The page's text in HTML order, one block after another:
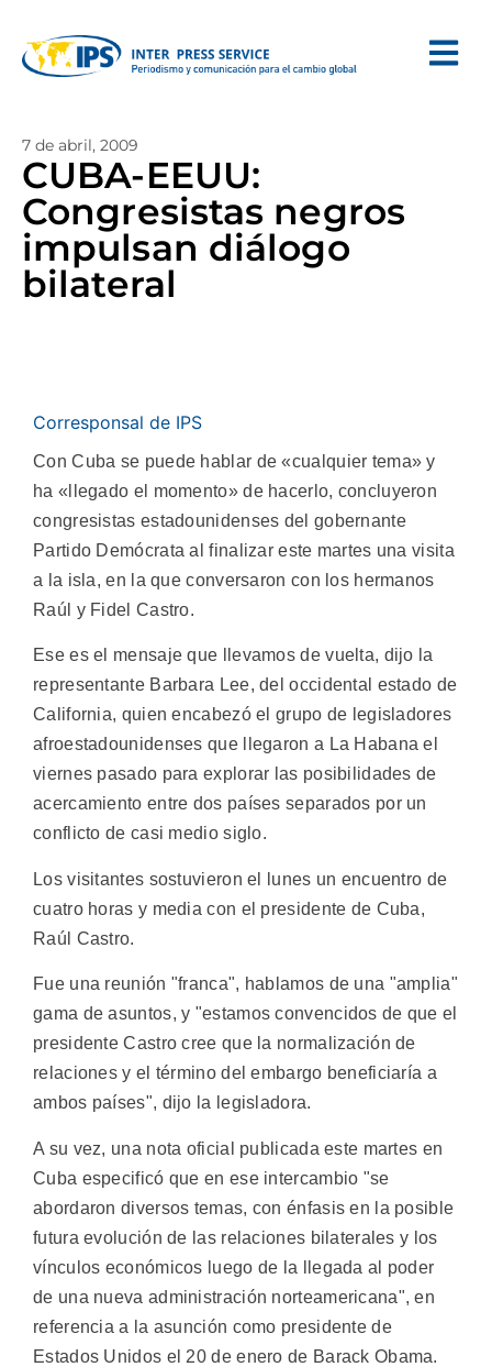
7 de abril, 2009
CUBA-EEUU:
Congresistas negros
impulsan diálogo
bilateral
Corresponsal de IPS
Con Cuba se puede hablar de «cualquier tema» y
ha «llegado el momento» de hacerlo, concluyeron
congresistas estadounidenses del gobernante
Partido Demócrata al finalizar este martes una visita
a la isla, en la que conversaron con los hermanos
Raúl y Fidel Castro.
Ese es el mensaje que llevamos de vuelta, dijo la
representante Barbara Lee, del occidental estado de
California, quien encabezó el grupo de legisladores
afroestadounidenses que llegaron a La Habana el
viernes pasado para explorar las posibilidades de
acercamiento entre dos países separados por un
conflicto de casi medio siglo.
Los visitantes sostuvieron el lunes un encuentro de
cuatro horas y media con el presidente de Cuba,
Raúl Castro.
Fue una reunión "franca", hablamos de una "amplia"
gama de asuntos, y "estamos convencidos de que el
presidente Castro cree que la normalización de
relaciones y el término del embargo beneficiaría a
ambos países", dijo la legisladora.
A su vez, una nota oficial publicada este martes en
Cuba especificó que en ese intercambio "se
abordaron diversos temas, con énfasis en la posible
futura evolución de las relaciones bilaterales y los
vínculos económicos luego de la llegada al poder
de una nueva administración norteamericana", en
referencia a la asunción como presidente de
Estados Unidos el 20 de enero de Barack Obama.